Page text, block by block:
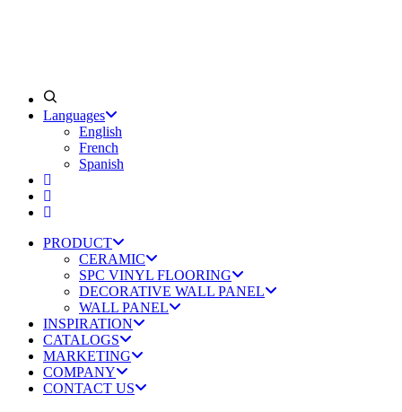
Languages
English
French
Spanish
PRODUCT
CERAMIC
SPC VINYL FLOORING
DECORATIVE WALL PANEL
WALL PANEL
INSPIRATION
CATALOGS
MARKETING
COMPANY
CONTACT US